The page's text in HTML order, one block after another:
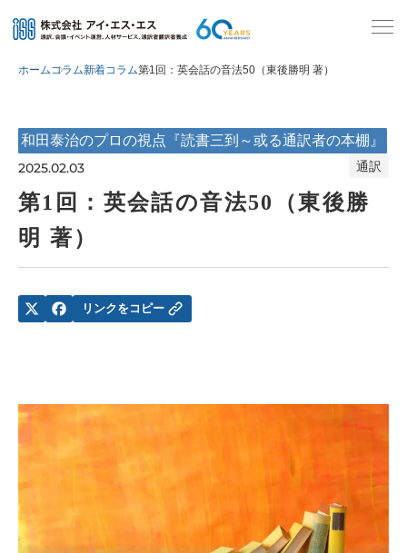
ホームコラム新着コラム第1回：英会話の音法50（東後勝明 著）
和田泰治のプロの視点『読書三到～或る通訳者の本棚』
2025.02.03 通訳
第1回：英会話の音法50（東後勝
明 著）
リンクをコピー